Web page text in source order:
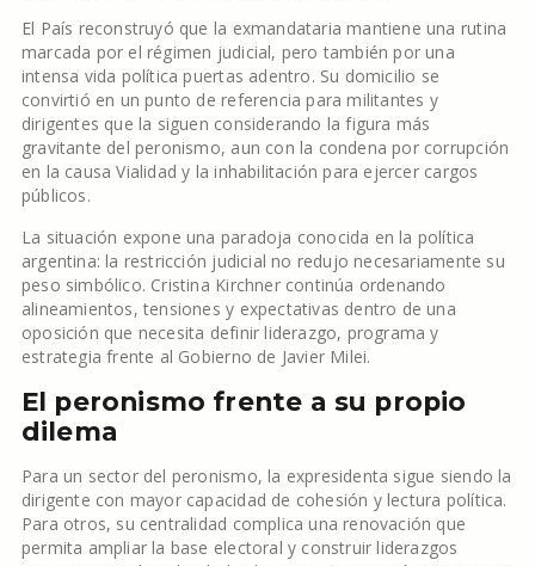
El País reconstruyó que la exmandataria mantiene una rutina
marcada por el régimen judicial, pero también por una
intensa vida política puertas adentro. Su domicilio se
convirtió en un punto de referencia para militantes y
dirigentes que la siguen considerando la figura más
gravitante del peronismo, aun con la condena por corrupción
en la causa Vialidad y la inhabilitación para ejercer cargos
públicos.
La situación expone una paradoja conocida en la política
argentina: la restricción judicial no redujo necesariamente su
peso simbólico. Cristina Kirchner continúa ordenando
alineamientos, tensiones y expectativas dentro de una
oposición que necesita definir liderazgo, programa y
estrategia frente al Gobierno de Javier Milei.
El peronismo frente a su propio
dilema
Para un sector del peronismo, la expresidenta sigue siendo la
dirigente con mayor capacidad de cohesión y lectura política.
Para otros, su centralidad complica una renovación que
permita ampliar la base electoral y construir liderazgos